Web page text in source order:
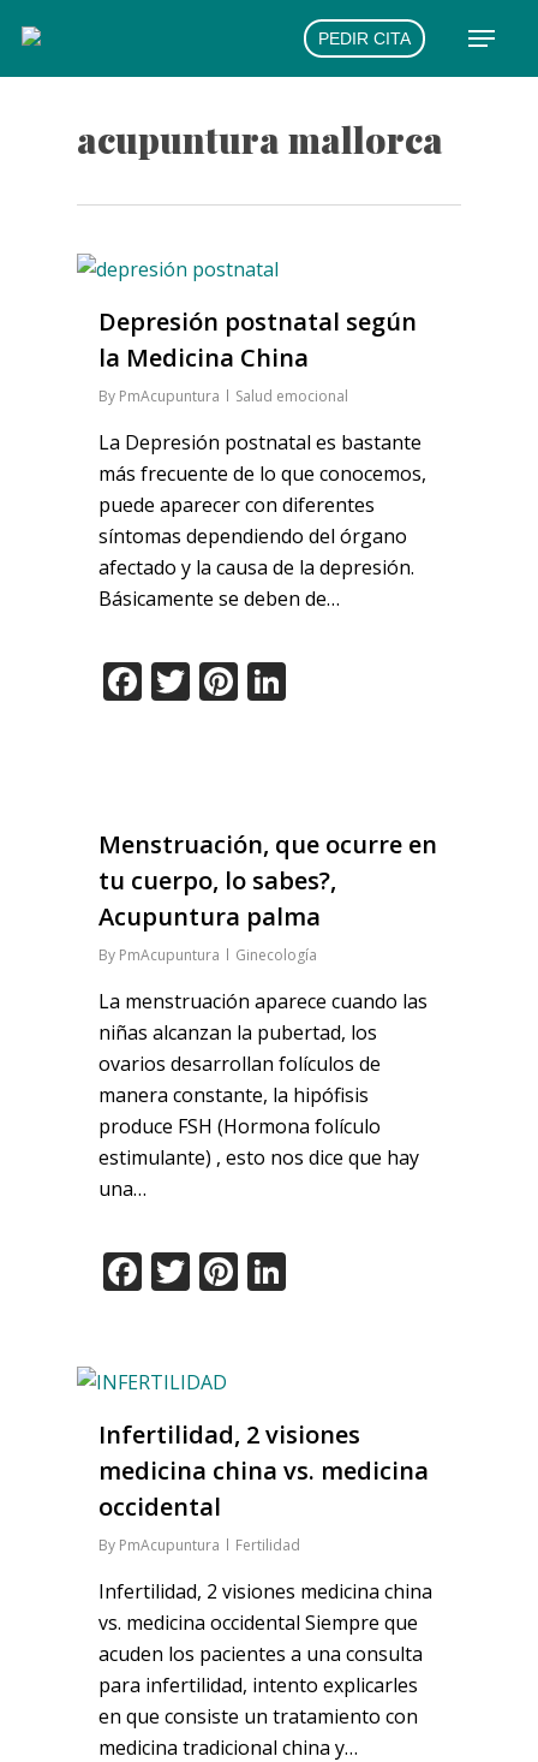
main
PEDIR CITA Menu
acupuntura mallorca
Depresión postnatal según
la Medicina China
By PmAcupuntura Salud emocional
La Depresión postnatal es bastante
más frecuente de lo que conocemos,
puede aparecer con diferentes
síntomas dependiendo del órgano
afectado y la causa de la depresión.
Básicamente se deben de…
Facebook
TwitterPinterest
Menstruación, que ocurre en
tu cuerpo, lo sabes?,
Acupuntura palma
By PmAcupuntura Ginecología
La menstruación aparece cuando las
niñas alcanzan la pubertad, los
ovarios desarrollan folículos de
manera constante, la hipófisis
produce FSH (Hormona folículo
estimulante) , esto nos dice que hay
una…
Facebook
TwitterPinterest
Infertilidad, 2 visiones
medicina china vs. medicina
occidental
By PmAcupuntura Fertilidad
Infertilidad, 2 visiones medicina china
vs. medicina occidental Siempre que
acuden los pacientes a una consulta
para infertilidad, intento explicarles
en que consiste un tratamiento con
medicina tradicional china y…